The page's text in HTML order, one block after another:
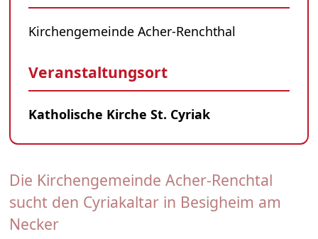
Die Kirchengemeinde Acher-Renchtal
sucht den Cyriakaltar in Besigheim am
Necker
Kirchengemeinde Acher-Renchthal
Veranstaltungsort
Katholische Kirche St. Cyriak